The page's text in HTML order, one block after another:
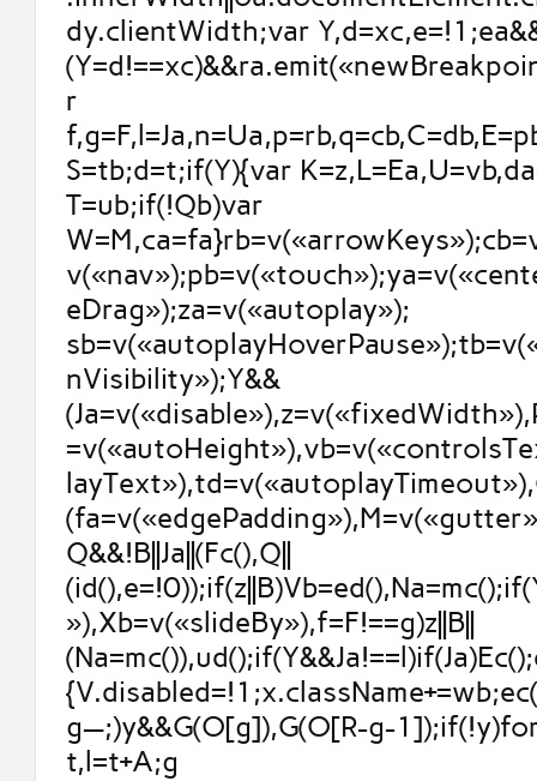
dy.clientWidth;var
r
S=tb;d=t;if(Y){var
T=ub;if(!Qb)var
eDrag»);za=v(«autoplay»);
nVisibility»);Y&&
Q&&!B||Ja||(Fc(),Q||
»),Xb=v(«slideBy»),f=F!==g)z||B||
g—;)y&&G(O[g]),G(O[R-g-
t,l=t+A;g